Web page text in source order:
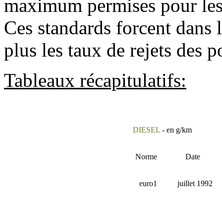
maximum permises pour
Ces standards forcent
plus les taux de rejets des
Tableaux récapitulatifs:
DIESEL - en g/km
Norme Date
euro1 juillet 1992